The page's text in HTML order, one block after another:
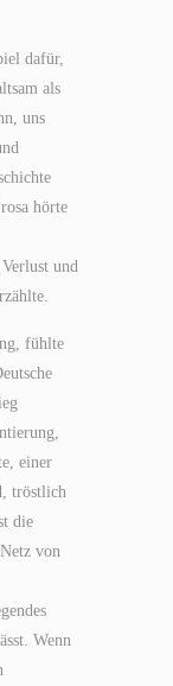
dafür,
als
uns
hörte
und
fühlte
einer
tröstlich
die
von
Wenn